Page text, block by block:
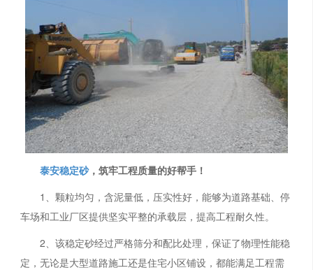
泰安稳定砂，筑牢工程质量的好帮手！
1、颗粒均匀，含泥量低，压实性好，能够为道路基础、停
车场和工业厂区提供坚实平整的承载层，提高工程耐久性。
2、该稳定砂经过严格筛分和配比处理，保证了物理性能稳
定，无论是大型道路施工还是住宅小区铺设，都能满足工程需